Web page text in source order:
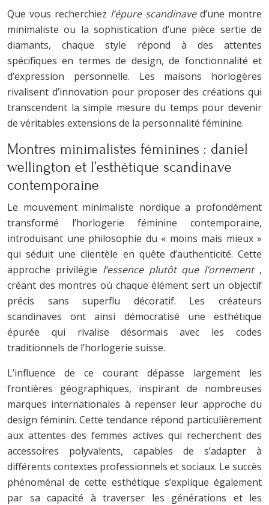
Que vous recherchiez l’épure scandinave d’une montre
minimaliste ou la sophistication d’une pièce sertie de
diamants, chaque style répond à des attentes
spécifiques en termes de design, de fonctionnalité et
d’expression personnelle. Les maisons horlogères
rivalisent d’innovation pour proposer des créations qui
transcendent la simple mesure du temps pour devenir
de véritables extensions de la personnalité féminine.
Montres minimalistes féminines : daniel
wellington et l’esthétique scandinave
contemporaine
Le mouvement minimaliste nordique a profondément
transformé l’horlogerie féminine contemporaine,
introduisant une philosophie du « moins mais mieux »
qui séduit une clientèle en quête d’authenticité. Cette
approche privilégie l’essence plutôt que l’ornement ,
créant des montres où chaque élément sert un objectif
précis sans superflu décoratif. Les créateurs
scandinaves ont ainsi démocratisé une esthétique
épurée qui rivalise désormais avec les codes
traditionnels de l’horlogerie suisse.
L’influence de ce courant dépasse largement les
frontières géographiques, inspirant de nombreuses
marques internationales à repenser leur approche du
design féminin. Cette tendance répond particulièrement
aux attentes des femmes actives qui recherchent des
accessoires polyvalents, capables de s’adapter à
différents contextes professionnels et sociaux. Le succès
phénoménal de cette esthétique s’explique également
par sa capacité à traverser les générations et les